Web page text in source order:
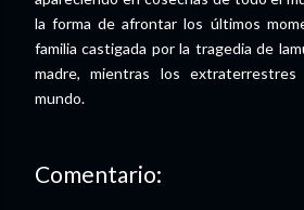
la forma de afrontar los últimos
familia castigada por la tragedia de
madre, mientras los
mundo.
Comentario: